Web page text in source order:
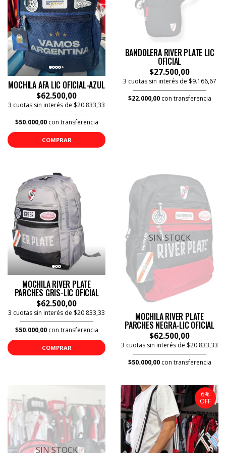
MOCHILA AFA LIC OFICIAL-AZUL
$62.500,00
3 cuotas sin interés de $20.833,33
$50.000,00con transferencia
COMPRAR
BANDOLERA RIVER PLATE LIC
OFICIAL
$27.500,00
3 cuotas sin interés de $9.166,67
$22.000,00con transferencia
MOCHILA RIVER PLATE
PARCHES GRIS-LIC OFICIAL
$62.500,00
3 cuotas sin interés de $20.833,33
$50.000,00con transferencia
COMPRAR
SIN STOCK
MOCHILA RIVER PLATE
PARCHES NEGRA-LIC OFICIAL
$62.500,00
3 cuotas sin interés de $20.833,33
$50.000,00con transferencia
SIN STOCK
6%
OFF